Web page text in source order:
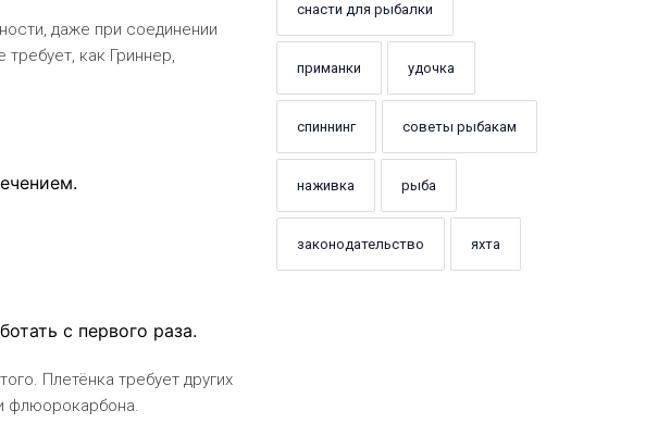
даже при соединении
как Гриннер,
с первого раза.
Плетёнка требует других
флюорокарбона.
снасти для рыбалки
приманки удочка
спиннинг советы рыбакам
наживка рыба
законодательство яхта